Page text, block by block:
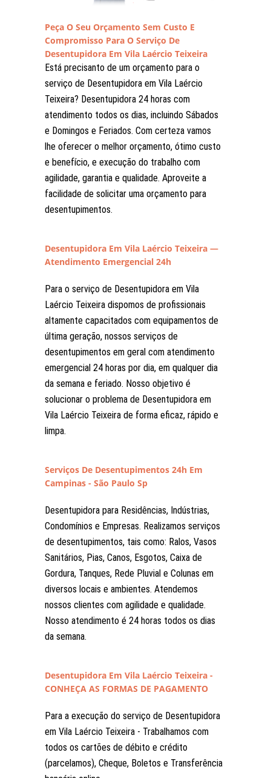
Peça O Seu Orçamento Sem Custo E
Compromisso Para O Serviço De
Desentupidora Em Vila Laércio Teixeira
Está precisanto de um orçamento para o
serviço de Desentupidora em Vila Laércio
Teixeira? Desentupidora 24 horas com
atendimento todos os dias, incluindo Sábados
e Domingos e Feriados. Com certeza vamos
lhe oferecer o melhor orçamento, ótimo custo
e benefício, e execução do trabalho com
agilidade, garantia e qualidade. Aproveite a
facilidade de solicitar uma orçamento para
desentupimentos.
Desentupidora Em Vila Laércio Teixeira —
Atendimento Emergencial 24h
Para o serviço de Desentupidora em Vila
Laércio Teixeira dispomos de profissionais
altamente capacitados com equipamentos de
última geração, nossos serviços de
desentupimentos em geral com atendimento
emergencial 24 horas por dia, em qualquer dia
da semana e feriado. Nosso objetivo é
solucionar o problema de Desentupidora em
Vila Laércio Teixeira de forma eficaz, rápido e
limpa.
Serviços De Desentupimentos 24h Em
Campinas - São Paulo Sp
Desentupidora para Residências, Indústrias,
Condomínios e Empresas. Realizamos serviços
de desentupimentos, tais como: Ralos, Vasos
Sanitários, Pias, Canos, Esgotos, Caixa de
Gordura, Tanques, Rede Pluvial e Colunas em
diversos locais e ambientes. Atendemos
nossos clientes com agilidade e qualidade.
Nosso atendimento é 24 horas todos os dias
da semana.
Desentupidora Em Vila Laércio Teixeira -
CONHEÇA AS FORMAS DE PAGAMENTO
Para a execução do serviço de Desentupidora
em Vila Laércio Teixeira - Trabalhamos com
todos os cartões de débito e crédito
(parcelamos), Cheque, Boletos e Transferência